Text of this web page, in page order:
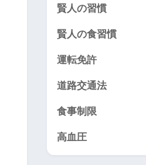
賢人の習慣
賢人の食習慣
運転免許
道路交通法
食事制限
高血圧